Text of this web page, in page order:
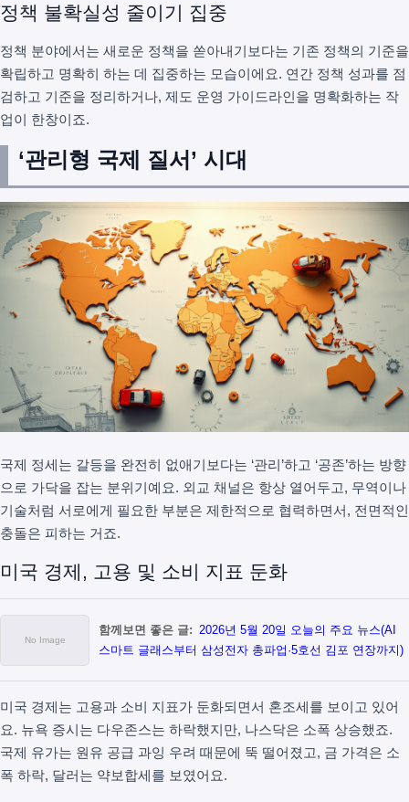
정책 불확실성 줄이기 집중
정책 분야에서는 새로운 정책을 쏟아내기보다는 기존 정책의 기준을
확립하고 명확히 하는 데 집중하는 모습이에요. 연간 정책 성과를 점
검하고 기준을 정리하거나, 제도 운영 가이드라인을 명확화하는 작
업이 한창이죠.
‘관리형 국제 질서’ 시대
국제 정세는 갈등을 완전히 없애기보다는 ‘관리’하고 ‘공존’하는 방향
으로 가닥을 잡는 분위기예요. 외교 채널은 항상 열어두고, 무역이나
기술처럼 서로에게 필요한 부분은 제한적으로 협력하면서, 전면적인
충돌은 피하는 거죠.
미국 경제, 고용 및 소비 지표 둔화
함께보면 좋은 글: 2026년 5월 20일 오늘의 주요 뉴스(AI
스마트 글래스부터 삼성전자 총파업·5호선 김포 연장까지)
미국 경제는 고용과 소비 지표가 둔화되면서 혼조세를 보이고 있어
요. 뉴욕 증시는 다우존스는 하락했지만, 나스닥은 소폭 상승했죠.
국제 유가는 원유 공급 과잉 우려 때문에 뚝 떨어졌고, 금 가격은 소
폭 하락, 달러는 약보합세를 보였어요.